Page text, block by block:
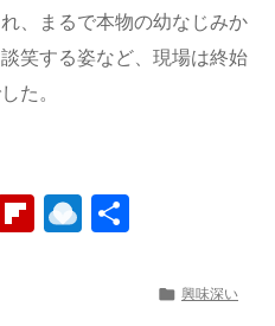
、まるで本物の幼なじみか
笑する姿など、現場は終始
た。
Fl R
 興味深い